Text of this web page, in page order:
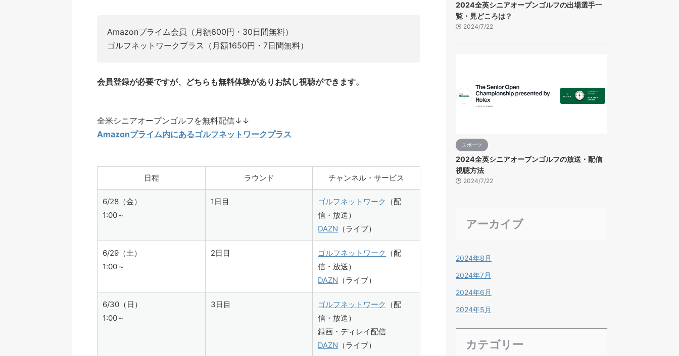
Amazonプライム会員（月額600円・30日間無料）
ゴルフネットワークプラス（月額1650円・7日間無料）
会員登録が必要ですが、どちらも無料体験がありお試し視聴ができます。
全米シニアオープンゴルフを無料配信↓↓
Amazonプライム内にあるゴルフネットワークプラス
日程 ラウンド チャンネル・サービス
6/28（金）
1:00～
1日目 ゴルフネットワーク （配
信・放送）
DAZN （ライブ）
6/29（土）
1:00～
2日目 ゴルフネットワーク （配
信・放送）
DAZN （ライブ）
6/30（日）
1:00～
3日目 ゴルフネットワーク （配
信・放送）
録画・ディレイ配信
DAZN （ライブ）
2024全英シニアオープンゴルフの出場選手一
覧・見どころは？
2024/7/22
スポーツ
2024全英シニアオープンゴルフの放送・配信
視聴方法
2024/7/22
アーカイブ
2024年8月
2024年7月
2024年6月
2024年5月
カテゴリー